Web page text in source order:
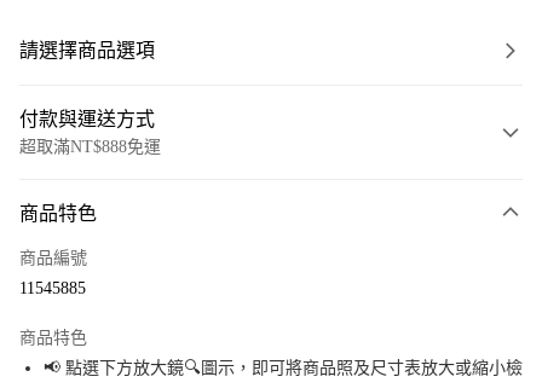
請選擇商品選項
付款與運送方式
超取滿NT$888免運
信用卡一次付款
Apple Pay
商品特色
商品編號
11545885
商品特色
📢 點選下方放大鏡🔍圖示，即可將商品照及尺寸表放大或縮小檢